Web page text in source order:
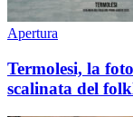
Apertura
Termolesi, la
scalinata del